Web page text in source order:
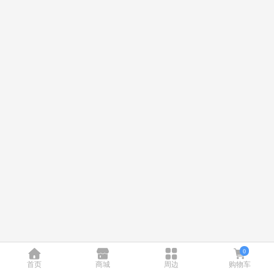
首页 商城 周边
0
购物车